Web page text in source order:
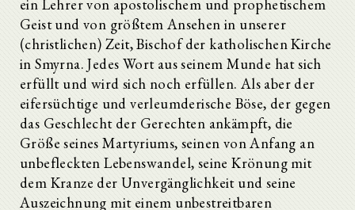
ein Lehrer von apostolischem und prophetischem
Geist und von größtem Ansehen in unserer
(christlichen) Zeit, Bischof der katholischen Kirche
in Smyrna. Jedes Wort aus seinem Munde hat sich
erfüllt und wird sich noch erfüllen. Als aber der
eifersüchtige und verleumderische Böse, der gegen
das Geschlecht der Gerechten ankämpft, die
Größe seines Martyriums, seinen von Anfang an
unbefleckten Lebenswandel, seine Krönung mit
dem Kranze der Unvergänglichkeit und seine
Auszeichnung mit einem unbestreitbaren